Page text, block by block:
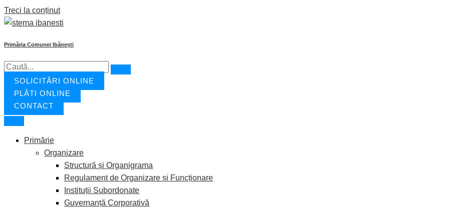
Treci la conținut
Primăria Comunei Ibănești
SOLICITĂRI ONLINE
PLĂȚI ONLINE
CONTACT
Primărie
Organizare
Structură și Organigrama
Regulament de Organizare și Funcționare
Instituții Subordonate
Guvernanță Corporativă